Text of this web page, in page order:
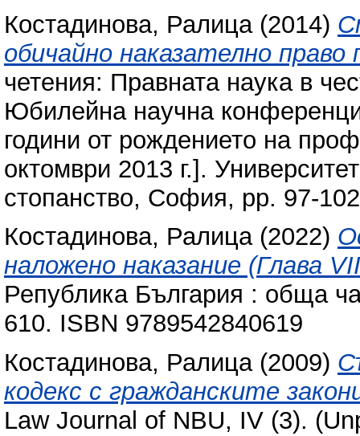
Костадинова, Ралица(2014)
обичайно наказателно право
четения: Правната наука в
Юбилейна научна
години от рождението на
октомври 2013 г.].
стопанство, София, pp. 97-
Костадинова, Ралица(2022)
наложено наказание (Глава
Република България : обща
610. ISBN 9789542840619
Костадинова, Ралица(2009)
кодекс с гражданските
Law Journal of NBU, IV (3).